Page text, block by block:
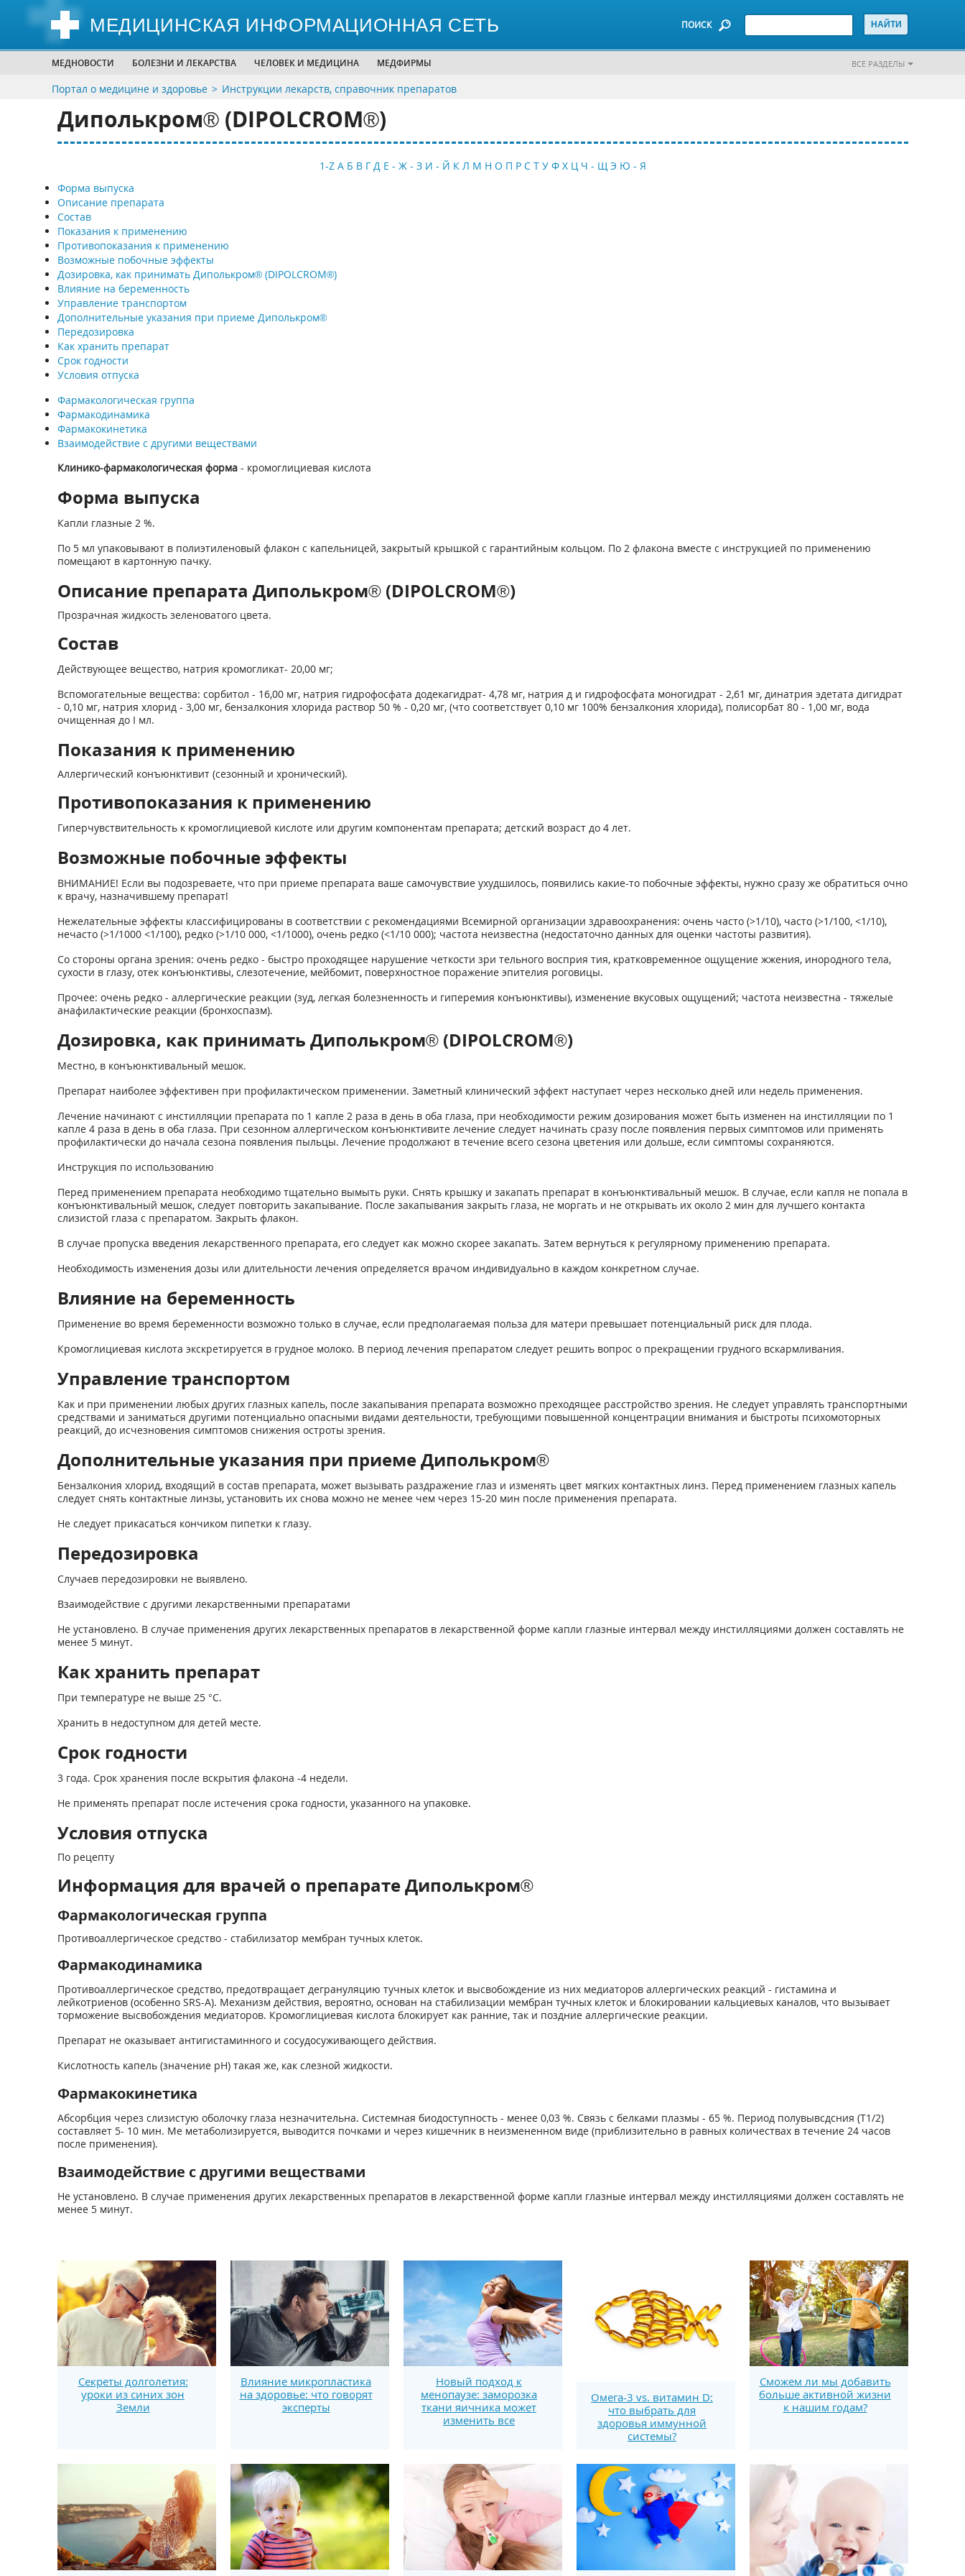
МЕДИЦИНСКАЯ ИНФОРМАЦИОННАЯ СЕТЬ ПОИСК
МЕДНОВОСТИ БОЛЕЗНИ И ЛЕКАРСТВА ЧЕЛОВЕК И МЕДИЦИНА МЕДФИРМЫ ВСЕ РАЗДЕЛЫ
Портал о медицине и здоровье Инструкции лекарств, справочник препаратов
Диполькром® (DIPOLCROM®)
1-Z А Б В Г Д Е - Ж - З И - Й К Л М Н О П Р С Т У Ф Х Ц Ч - Щ Э Ю - Я
Форма выпуска
Описание препарата
Состав
Показания к применению
Противопоказания к применению
Возможные побочные эффекты
Дозировка, как принимать Диполькром® (DIPOLCROM®)
Влияние на беременность
Управление транспортом
Дополнительные указания при приеме Диполькром®
Передозировка
Как хранить препарат
Срок годности
Условия отпуска
Фармакологическая группа
Фармакодинамика
Фармакокинетика
Взаимодействие с другими веществами
Клинико-фармакологическая форма- кромоглициевая кислота
Форма выпуска
Капли глазные 2 %.
По 5 мл упаковывают в полиэтиленовый флакон с капельницей, закрытый крышкой с гарантийным кольцом. По 2 флакона вместе с инструкцией по применению
помещают в картонную пачку.
Описание препарата Диполькром® (DIPOLCROM®)
Прозрачная жидкость зеленоватого цвета.
Состав
Действующее вещество, натрия кромогликат- 20,00 мг;
Вспомогательные вещества: сорбитол - 16,00 мг, натрия гидрофосфата додекагидрат- 4,78 мг, натрия д и гидрофосфата моногидрат - 2,61 мг, динатрия эдетата дигидрат
- 0,10 мг, натрия хлорид - 3,00 мг, бензалкония хлорида раствор 50 % - 0,20 мг, (что соответствует 0,10 мг 100% бензалкония хлорида), полисорбат 80 - 1,00 мг, вода
очищенная до I мл.
Показания к применению
Аллергический конъюнктивит (сезонный и хронический).
Противопоказания к применению
Гиперчувствительность к кромоглициевой кислоте или другим компонентам препарата; детский возраст до 4 лет.
Возможные побочные эффекты
ВНИМАНИЕ! Если вы подозреваете, что при приеме препарата ваше самочувствие ухудшилось, появились какие-то побочные эффекты, нужно сразу же обратиться очно
к врачу, назначившему препарат!
Нежелательные эффекты классифицированы в соответствии с рекомендациями Всемирной организации здравоохранения: очень часто (>1/10), часто (>1/100, <1/10),
нечасто (>1/1000 <1/100), редко (>1/10 000, <1/1000), очень редко (<1/10 000); частота неизвестна (недостаточно данных для оценки частоты развития).
Со стороны органа зрения: очень редко - быстро проходящее нарушение четкости зри тельного восприя тия, кратковременное ощущение жжения, инородного тела,
сухости в глазу, отек конъюнктивы, слезотечение, мейбомит, поверхностное поражение эпителия роговицы.
Прочее: очень редко - аллергические реакции (зуд, легкая болезненность и гиперемия конъюнктивы), изменение вкусовых ощущений; частота неизвестна - тяжелые
анафилактические реакции (бронхоспазм).
Дозировка, как принимать Диполькром® (DIPOLCROM®)
Местно, в конъюнктивальный мешок.
Препарат наиболее эффективен при профилактическом применении. Заметный клинический эффект наступает через несколько дней или недель применения.
Лечение начинают с инстилляции препарата по 1 капле 2 раза в день в оба глаза, при необходимости режим дозирования может быть изменен на инстилляции по 1
капле 4 раза в день в оба глаза. При сезонном аллергическом конъюнктивите лечение следует начинать сразу после появления первых симптомов или применять
профилактически до начала сезона появления пыльцы. Лечение продолжают в течение всего сезона цветения или дольше, если симптомы сохраняются.
Инструкция по использованию
Перед применением препарата необходимо тщательно вымыть руки. Снять крышку и закапать препарат в конъюнктивальный мешок. В случае, если капля не попала в
конъюнктивальный мешок, следует повторить закапывание. После закапывания закрыть глаза, не моргать и не открывать их около 2 мин для лучшего контакта
слизистой глаза с препаратом. Закрыть флакон.
В случае пропуска введения лекарственного препарата, его следует как можно скорее закапать. Затем вернуться к регулярному применению препарата.
Необходимость изменения дозы или длительности лечения определяется врачом индивидуально в каждом конкретном случае.
Влияние на беременность
Применение во время беременности возможно только в случае, если предполагаемая польза для матери превышает потенциальный риск для плода.
Кромоглициевая кислота экскретируется в грудное молоко. В период лечения препаратом следует решить вопрос о прекращении грудного вскармливания.
Управление транспортом
Как и при применении любых других глазных капель, после закапывания препарата возможно преходящее расстройство зрения. Не следует управлять транспортными
средствами и заниматься другими потенциально опасными видами деятельности, требующими повышенной концентрации внимания и быстроты психомоторных
реакций, до исчезновения симптомов снижения остроты зрения.
Дополнительные указания при приеме Диполькром®
Бензалкония хлорид, входящий в состав препарата, может вызывать раздражение глаз и изменять цвет мягких контактных линз. Перед применением глазных капель
следует снять контактные линзы, установить их снова можно не менее чем через 15-20 мин после применения препарата.
Не следует прикасаться кончиком пипетки к глазу.
Передозировка
Случаев передозировки не выявлено.
Взаимодействие с другими лекарственными препаратами
Не установлено. В случае применения других лекарственных препаратов в лекарственной форме капли глазные интервал между инстилляциями должен составлять не
менее 5 минут.
Как хранить препарат
При температуре не выше 25 °С.
Хранить в недоступном для детей месте.
Срок годности
3 года. Срок хранения после вскрытия флакона -4 недели.
Не применять препарат после истечения срока годности, указанного на упаковке.
Условия отпуска
По рецепту
Информация для врачей о препарате Диполькром®
Фармакологическая группа
Противоаллергическое средство - стабилизатор мембран тучных клеток.
Фармакодинамика
Противоаллергическое средство, предотвращает дегрануляцию тучных клеток и высвобождение из них медиаторов аллергических реакций - гистамина и
лейкотриенов (особенно SRS-A). Механизм действия, вероятно, основан на стабилизации мембран тучных клеток и блокировании кальциевых каналов, что вызывает
торможение высвобождения медиаторов. Кромоглициевая кислота блокирует как ранние, так и поздние аллергические реакции.
Препарат не оказывает антигистаминного и сосудосуживающего действия.
Кислотность капель (значение pH) такая же, как слезной жидкости.
Фармакокинетика
Абсорбция через слизистую оболочку глаза незначительна. Системная биодоступность - менее 0,03 %. Связь с белками плазмы - 65 %. Период полувывсдсния (Т1/2)
составляет 5- 10 мин. Me метаболизируется, выводится почками и через кишечник в неизмененном виде (приблизительно в равных количествах в течение 24 часов
после применения).
Взаимодействие с другими веществами
Не установлено. В случае применения других лекарственных препаратов в лекарственной форме капли глазные интервал между инстилляциями должен составлять не
менее 5 минут.
Секреты долголетия:
уроки из синих зон
Земли
Влияние микропластика
на здоровье: что говорят
эксперты
Новый подход к
менопаузе: заморозка
ткани яичника может
изменить все
Омега-3 vs. витамин D:
что выбрать для
здоровья иммунной
системы?
Сможем ли мы добавить
больше активной жизни
к нашим годам?